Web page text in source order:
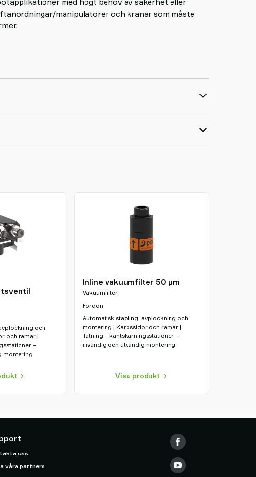
med högt behov av säkerhet eller
manipulatorer och kranar som måste
och
och ramar |
–
montering
Inline vakuumfilter 50 µm
Vakuumfilter
Fordon
Automatisk stapling, avplockning och
montering | Karossidor och ramar |
Tätning – kantskärningsstationer –
invändig och utvändig montering
Visa produkt
oss
våra partners